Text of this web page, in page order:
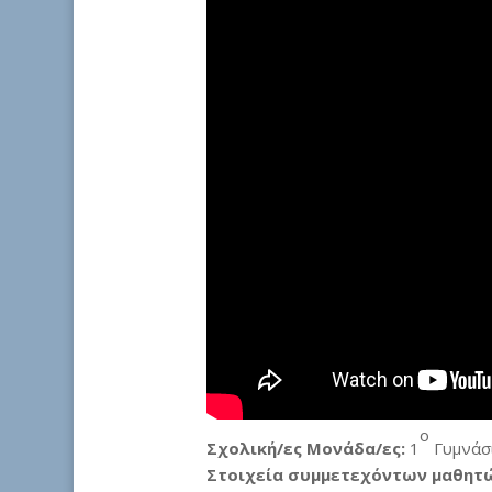
Σχολική/ες Μονάδα/ες: 1
ο
Στοιχεία συμμετεχόντων